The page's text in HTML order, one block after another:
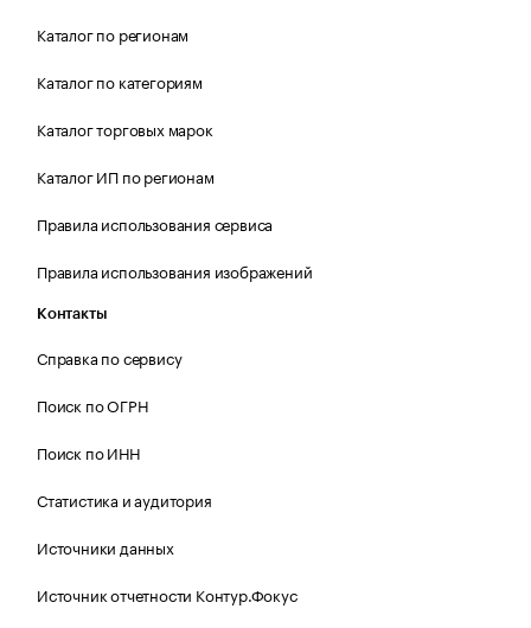
Каталог по регионам
Каталог по категориям
Каталог торговых марок
Каталог ИП по регионам
Правила использования сервиса
Правила использования изображений
Контакты
Справка по сервису
Поиск по ОГРН
Поиск по ИНН
Статистика и аудитория
Источники данных
Источник отчетности Контур.Фокус